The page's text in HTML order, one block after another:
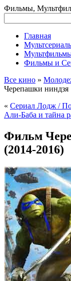
Фильмы,
Главная
Фильмы и
Все кино »
Черепашки ниндзя
« Сериал Лодж /
Али-Баба и тайна
Фильм
(2014-2016)